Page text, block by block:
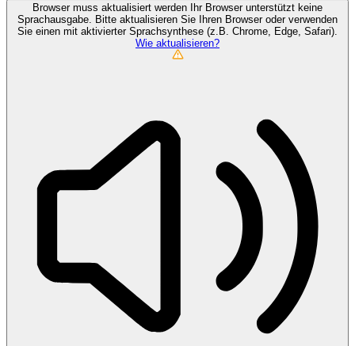
Browser muss aktualisiert werden
Ihr Browser unterstützt keine
Sprachausgabe. Bitte aktualisieren Sie Ihren Browser oder verwenden
Sie einen mit aktivierter Sprachsynthese (z.B. Chrome, Edge, Safari).
Wie aktualisieren?